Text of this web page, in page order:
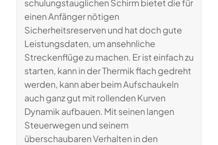
schulungstauglichen Schirm bietet die für
einen Anfänger nötigen
Sicherheitsreserven und hat doch gute
Leistungsdaten, um ansehnliche
Streckenflüge zu machen. Er ist einfach zu
starten, kann in der Thermik flach gedreht
werden, kann aber beim Aufschaukeln
auch ganz gut mit rollenden Kurven
Dynamik aufbauen. Mit seinen langen
Steuerwegen und seinem
überschaubaren Verhalten in den